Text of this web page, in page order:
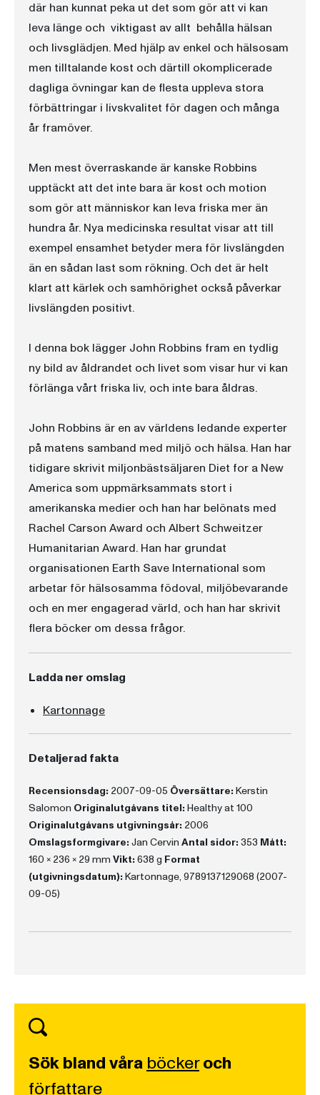
där han kunnat peka ut det som gör att vi kan
leva länge och  viktigast av allt  behålla hälsan
och livsglädjen. Med hjälp av enkel och hälsosam
men tilltalande kost och därtill okomplicerade
dagliga övningar kan de flesta uppleva stora
förbättringar i livskvalitet för dagen och många
år framöver.
Men mest överraskande är kanske Robbins
upptäckt att det inte bara är kost och motion
som gör att människor kan leva friska mer än
hundra år. Nya medicinska resultat visar att till
exempel ensamhet betyder mera för livslängden
än en sådan last som rökning. Och det är helt
klart att kärlek och samhörighet också påverkar
livslängden positivt.
I denna bok lägger John Robbins fram en tydlig
ny bild av åldrandet och livet som visar hur vi kan
förlänga vårt friska liv, och inte bara åldras.
John Robbins är en av världens ledande experter
på matens samband med miljö och hälsa. Han har
tidigare skrivit miljonbästsäljaren Diet for a New
America som uppmärksammats stort i
amerikanska medier och han har belönats med
Rachel Carson Award och Albert Schweitzer
Humanitarian Award. Han har grundat
organisationen Earth Save International som
arbetar för hälsosamma födoval, miljöbevarande
och en mer engagerad värld, och han har skrivit
flera böcker om dessa frågor.
Ladda ner omslag
Kartonnage
Detaljerad fakta
Recensionsdag: 2007-09-05 Översättare: Kerstin
Salomon Originalutgåvans titel: Healthy at 100
Originalutgåvans utgivningsår: 2006
Omslagsformgivare: Jan Cervin Antal sidor: 353 Mått:
160 x 236 x 29 mm Vikt: 638 g Format
(utgivningsdatum): Kartonnage, 9789137129068 (2007-
09-05)
Sök bland våra böckeroch
författare